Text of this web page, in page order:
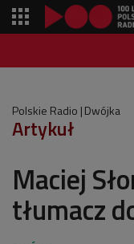
Polskie Radio Dwójka
Artykuł
Maciej
tłumacz